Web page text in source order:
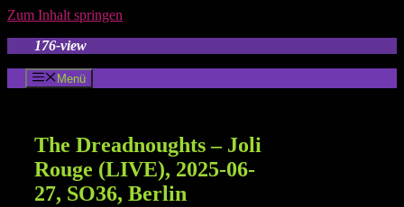
Zum Inhalt springen
176-view
Menü
The Dreadnoughts – Joli
Rouge (LIVE), 2025-06-
27, SO36, Berlin